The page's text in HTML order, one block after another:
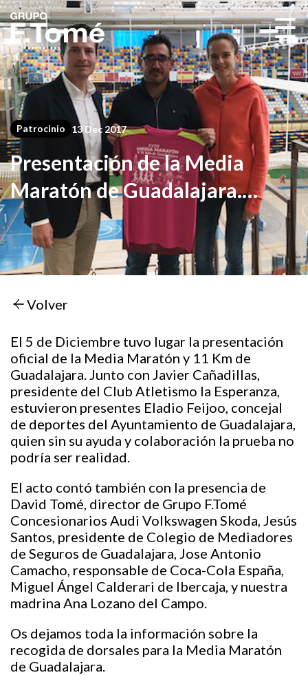
☰
Patrocinio 13 Dec 2017
Presentación de la Media
Maratón de Guadalajara.
Recogida de dorsales
Volver
El 5 de Diciembre tuvo lugar la presentación
oficial de la Media Maratón y 11 Km de
Guadalajara. Junto con Javier Cañadillas,
presidente del Club Atletismo la Esperanza,
estuvieron presentes Eladio Feijoo, concejal
de deportes del Ayuntamiento de Guadalajara,
quien sin su ayuda y colaboración la prueba no
podría ser realidad.
El acto contó también con la presencia de
David Tomé, director de Grupo F.Tomé
Concesionarios Audi Volkswagen Skoda, Jesús
Santos, presidente de Colegio de Mediadores
de Seguros de Guadalajara, Jose Antonio
Camacho, responsable de Coca-Cola España,
Miguel Ángel Calderari de Ibercaja, y nuestra
madrina Ana Lozano del Campo.
Os dejamos toda la información sobre la
recogida de dorsales para la Media Maratón
de Guadalajara.